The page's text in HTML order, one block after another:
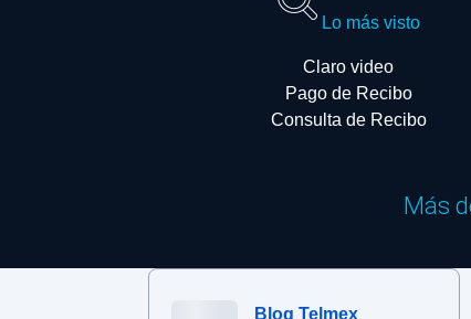
Lo más visto
Claro video
Pago de Recibo
Consulta de Recibo
Más
Blog Telmex